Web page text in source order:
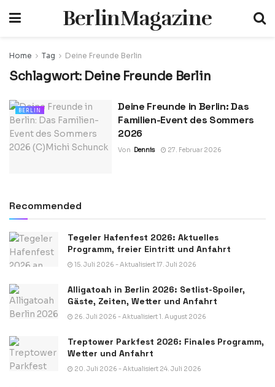
BerlinMagazine
Home Tag Deine Freunde Berlin
Schlagwort: Deine Freunde Berlin
BERLIN
Deine Freunde in Berlin: Das
Familien-Event des Sommers
2026
Von Dennis 27. Februar 2026
Recommended
Tegeler Hafenfest 2026: Aktuelles
Programm, freier Eintritt und Anfahrt
15. Juli 2026 - Aktualisiert 17. Juli 2026
Alligatoah in Berlin 2026: Setlist-Spoiler,
Gäste, Zeiten, Wetter und Anfahrt
26. Juli 2026 - Aktualisiert 1. August 2026
Treptower Parkfest 2026: Finales Programm,
Wetter und Anfahrt
20. Juli 2026 - Aktualisiert 24. Juli 2026